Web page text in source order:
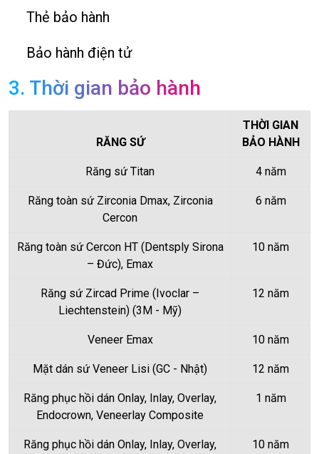
Thẻ bảo hành
Bảo hành điện tử
3. Thời gian bảo hành
RĂNG SỨ
THỜI GIAN
BẢO HÀNH
Răng sứ Titan 4 năm
Răng toàn sứ Zirconia Dmax, Zirconia
Cercon
6 năm
Răng toàn sứ Cercon HT (Dentsply Sirona
– Đức), Emax
10 năm
Răng sứ Zircad Prime (Ivoclar –
Liechtenstein) (3M - Mỹ)
12 năm
Veneer Emax 10 năm
Mặt dán sứ Veneer Lisi (GC - Nhật) 12 năm
Răng phục hồi dán Onlay, Inlay, Overlay,
Endocrown, Veneerlay Composite
1 năm
Răng phục hồi dán Onlay, Inlay, Overlay,
10 năm